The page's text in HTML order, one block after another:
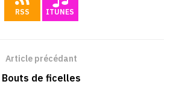
RSS ITUNES
Article précédant
Bouts de ficelles